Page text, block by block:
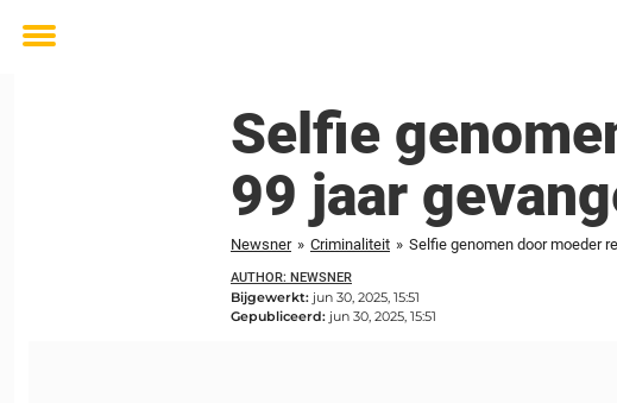
Toggle
Selfie
99 jaar
Newsner » Criminaliteit » Selfie genomen door moeder
AUTHOR: NEWSNER
Bijgewerkt: jun 30, 2025, 15:51
Gepubliceerd: jun 30, 2025, 15:51